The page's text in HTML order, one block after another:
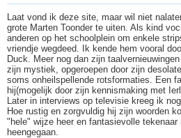
Laat vond ik deze site, maar wil niet
grote Marten Toonder te uiten. Als kind
anderen op het schoolplein om enkele
vriendje wegdeed. Ik kende hem vooral
Duck. Meer nog dan zijn
zijn mystiek, opgeroepen door zijn
soms onheilspellende rotsformaties. Een
hij(mogelijk door zijn kennismaking met
Later in interviews op televisie kreeg ik
Hoe rustig en zorgvuldig hij zijn woorden
"hele" wijze heer en fantasievolle
heengegaan.